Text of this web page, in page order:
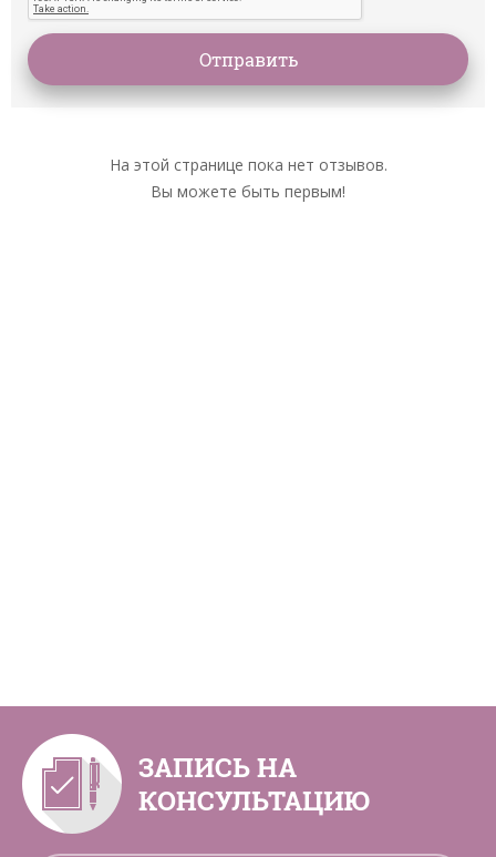
На этой странице пока нет отзывов.
Вы можете быть первым!
ЗАПИСЬ НА
КОНСУЛЬТАЦИЮ